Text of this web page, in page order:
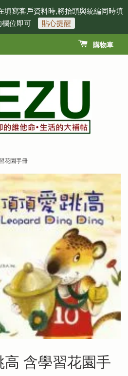
填寫客戶資料時,將抬頭與統編同時填
欄位即可
貼心提醒
購物車
花園手冊
含學習花園手